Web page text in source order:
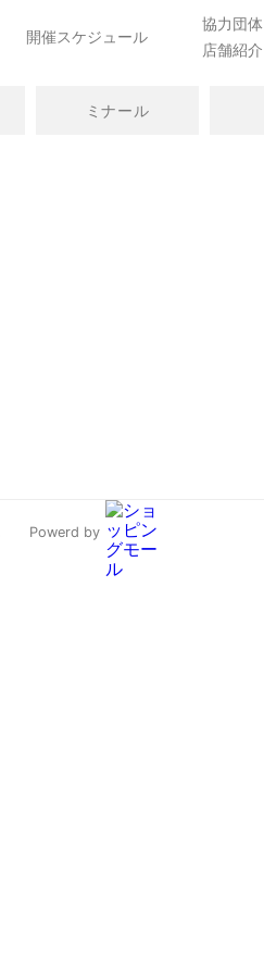
開催スケジュール
協力団体
店舗紹介
ミナール
Powerd by